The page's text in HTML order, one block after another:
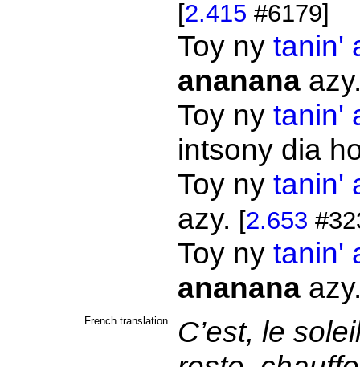
[2.415 #6179]
Toy ny tanin'
ananana
Toy ny tanin'
intsony dia
Toy ny tanin'
azy. [2.653
Toy ny tanin'
ananana
French translation
C’est, le